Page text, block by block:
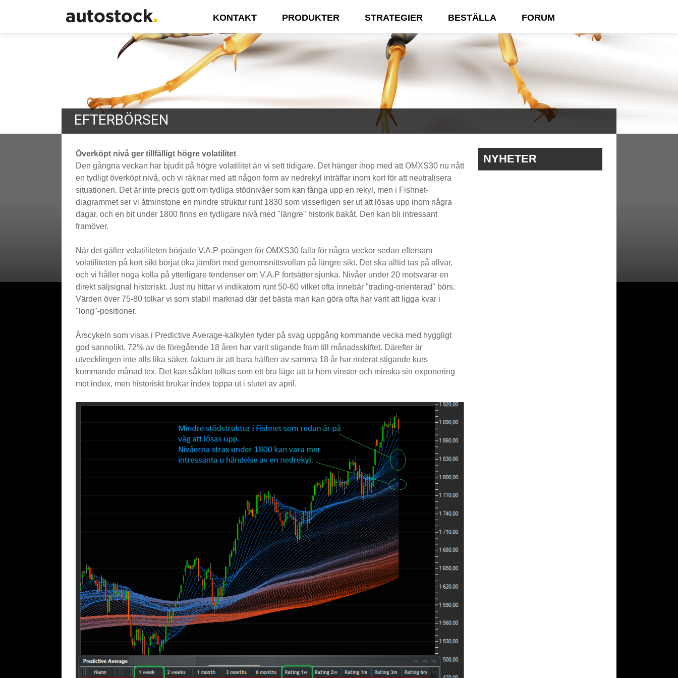
KONTAKT PRODUKTER STRATEGIER BESTÄLLA FORUM
EFTERBÖRSEN
Överköpt nivå ger tillfälligt högre volatilitet
Den gångna veckan har bjudit på högre volatilitet än vi sett tidigare. Det hänger ihop med att OMXS30 nu nått
en tydligt överköpt nivå, och vi räknar med att någon form av nedrekyl inträffar inom kort för att neutralisera
situationen. Det är inte precis gott om tydliga stödnivåer som kan fånga upp en rekyl, men i Fishnet-
diagrammet ser vi åtminstone en mindre struktur runt 1830 som visserligen ser ut att lösas upp inom några
dagar, och en bit under 1800 finns en tydligare nivå med "längre" historik bakåt. Den kan bli intressant
framöver.
När det gäller volatiliteten började V.A.P-poängen för OMXS30 falla för några veckor sedan eftersom
volatiliteten på kort sikt börjat öka jämfört med genomsnittsvollan på längre sikt. Det ska alltid tas på allvar,
och vi håller noga kolla på ytterligare tendenser om V.A.P fortsätter sjunka. Nivåer under 20 motsvarar en
direkt säljsignal historiskt. Just nu hittar vi indikatorn runt 50-60 vilket ofta innebär "trading-orienterad" börs.
Värden över 75-80 tolkar vi som stabil marknad där det bästa man kan göra ofta har varit att ligga kvar i
"long"-positioner.
Årscykeln som visas i Predictive Average-kalkylen tyder på svag uppgång kommande vecka med hyggligt
god sannolikt, 72% av de föregående 18 åren har varit stigande fram till månadsskiftet. Därefter är
utvecklingen inte alls lika säker, faktum är att bara hälften av samma 18 år har noterat stigande kurs
kommande månad tex. Det kan såklart tolkas som ett bra läge att ta hem vinster och minska sin exponering
mot index, men historiskt brukar index toppa ut i slutet av april.
NYHETER